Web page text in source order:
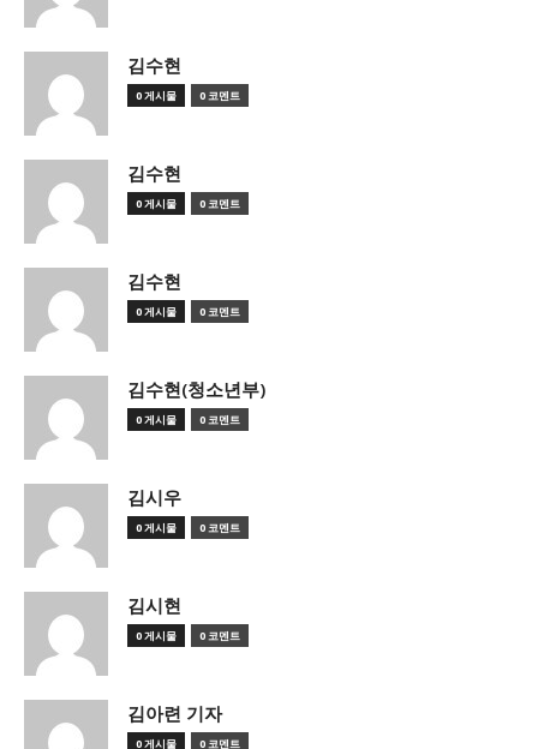
김수현
0 게시물 0 코멘트
김수현
0 게시물 0 코멘트
김수현
0 게시물 0 코멘트
김수현(청소년부)
0 게시물 0 코멘트
김시우
0 게시물 0 코멘트
김시현
0 게시물 0 코멘트
김아련 기자
0 게시물 0 코멘트